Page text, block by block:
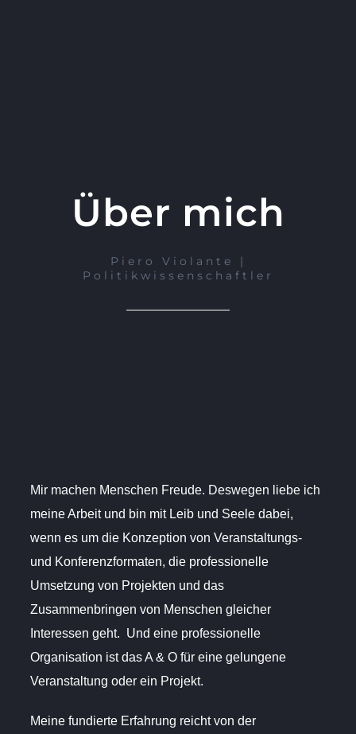
Über mich
Piero Violante |
Politikwissenschaftler
Mir machen Menschen Freude. Deswegen liebe ich
meine Arbeit und bin mit Leib und Seele dabei,
wenn es um die Konzeption von Veranstaltungs-
und Konferenzformaten, die professionelle
Umsetzung von Projekten und das
Zusammenbringen von Menschen gleicher
Interessen geht. Und eine professionelle
Organisation ist das A & O für eine gelungene
Veranstaltung oder ein Projekt.
Meine fundierte Erfahrung reicht von der